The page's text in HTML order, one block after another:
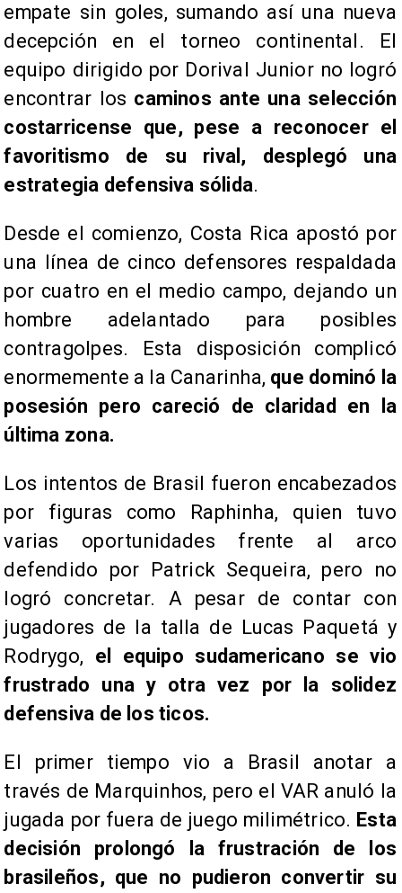
empate sin goles, sumando así una nueva
decepción en el torneo continental. El
equipo dirigido por Dorival Junior no logró
encontrar los caminos ante una selección
costarricense que, pese a reconocer el
favoritismo de su rival, desplegó una
estrategia defensiva sólida.
Desde el comienzo, Costa Rica apostó por
una línea de cinco defensores respaldada
por cuatro en el medio campo, dejando un
hombre adelantado para posibles
contragolpes. Esta disposición complicó
enormemente a la Canarinha, que dominó la
posesión pero careció de claridad en la
última zona.
Los intentos de Brasil fueron encabezados
por figuras como Raphinha, quien tuvo
varias oportunidades frente al arco
defendido por Patrick Sequeira, pero no
logró concretar. A pesar de contar con
jugadores de la talla de Lucas Paquetá y
Rodrygo, el equipo sudamericano se vio
frustrado una y otra vez por la solidez
defensiva de los ticos.
El primer tiempo vio a Brasil anotar a
través de Marquinhos, pero el VAR anuló la
jugada por fuera de juego milimétrico. Esta
decisión prolongó la frustración de los
brasileños, que no pudieron convertir su